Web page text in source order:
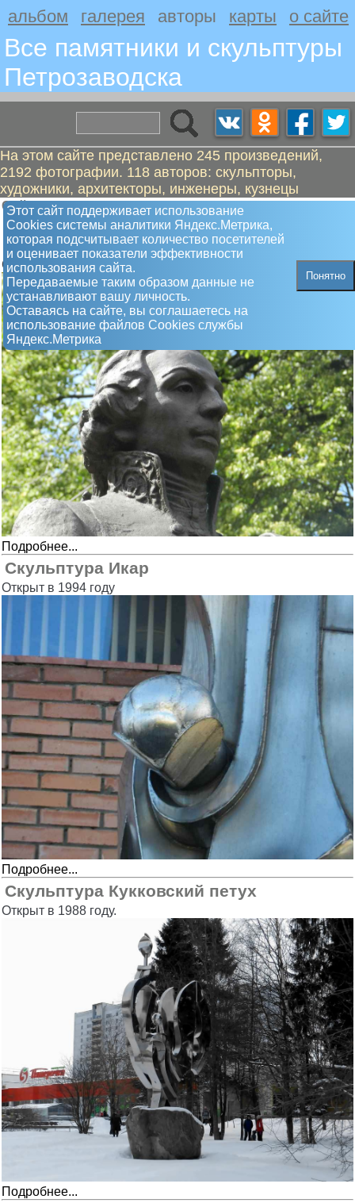
альбом галерея авторы карты о сайте
Все памятники и скульптуры
Петрозаводскa
На этом сайте представлено 245 произведений,
2192 фотографии. 118 авторов: скульпторы,
художники, архитекторы, инженеры, кузнецы
Этот сайт поддерживает использование
Сookies системы аналитики Яндекс.Метрика,
которая подсчитывает количество посетителей
и оценивает показатели эффективности
использования сайта.
Передаваемые таким образом данные не
устанавливают вашу личность.
Оставаясь на сайте, вы соглашаетесь на
использование файлов Сookies службы
Яндекс.Метрика
Понятно
Сойни Вальтер
Памятник Державин Гавриил
Романович. Олонецкий губернатор
Открыт 28.06.2003 г.
Подробнее...
Скульптура Икар
Открыт в 1994 году
Подробнее...
Скульптура Кукковский петух
Открыт в 1988 году.
Подробнее...